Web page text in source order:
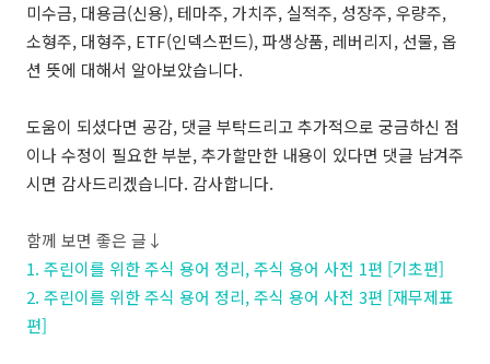
미수금, 대용금(신용), 테마주, 가치주, 실적주, 성장주, 우량주,
소형주, 대형주, ETF(인덱스펀드),파생상품, 레버리지, 선물, 옵
션 뜻에 대해서 알아보았습니다.
도움이 되셨다면 공감, 댓글 부탁드리고 추가적으로 궁금하신 점
이나 수정이 필요한 부분, 추가할만한 내용이 있다면 댓글 남겨주
시면 감사드리겠습니다. 감사합니다.
함께 보면 좋은 글↓
1. 주린이를 위한 주식 용어 정리, 주식 용어 사전 1편 [기초편]
2. 주린이를 위한 주식 용어 정리, 주식 용어 사전 3편 [재무제표
편]